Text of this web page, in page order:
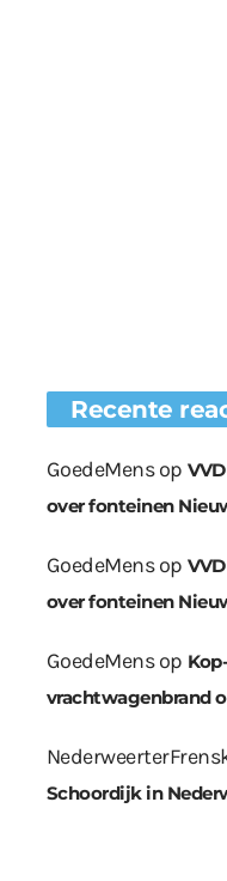
Recente
GoedeMensop
over fonteinen
GoedeMensop
over fonteinen
GoedeMensop
vrachtwagenbrand
Schoordijk in